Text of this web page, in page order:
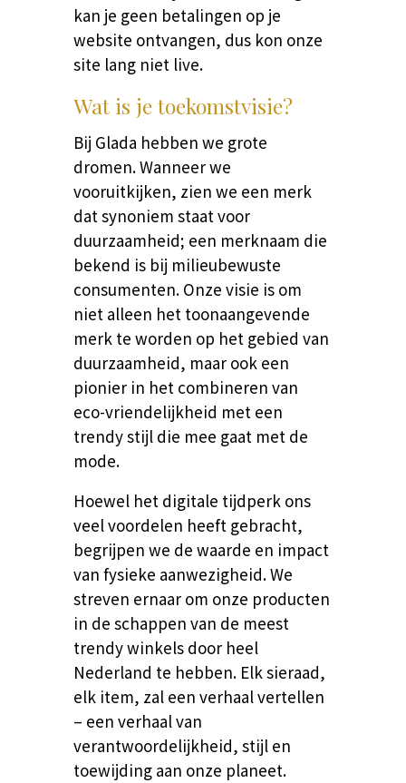
kan je geen betalingen op je
website ontvangen, dus kon onze
site lang niet live.
Wat is je toekomstvisie?
Bij Glada hebben we grote
dromen. Wanneer we
vooruitkijken, zien we een merk
dat synoniem staat voor
duurzaamheid; een merknaam die
bekend is bij milieubewuste
consumenten. Onze visie is om
niet alleen het toonaangevende
merk te worden op het gebied van
duurzaamheid, maar ook een
pionier in het combineren van
eco-vriendelijkheid met een
trendy stijl die mee gaat met de
mode.
Hoewel het digitale tijdperk ons
veel voordelen heeft gebracht,
begrijpen we de waarde en impact
van fysieke aanwezigheid. We
streven ernaar om onze producten
in de schappen van de meest
trendy winkels door heel
Nederland te hebben. Elk sieraad,
elk item, zal een verhaal vertellen
– een verhaal van
verantwoordelijkheid, stijl en
toewijding aan onze planeet.